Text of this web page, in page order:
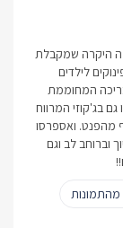
היקרה שמקבלת
לילדים
המחוממת
בג'קוזי המרווח
מהפנט. ואספרסו
וברוחב לב וגם
מהתמונות